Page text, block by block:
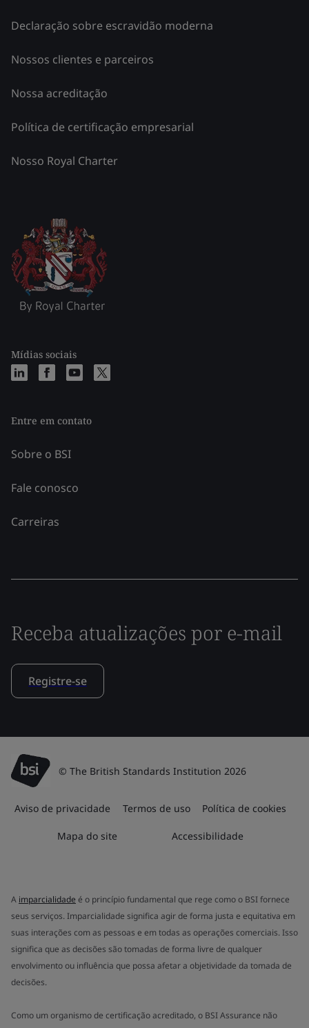
Declaração sobre escravidão moderna
Nossos clientes e parceiros
Nossa acreditação
Política de certificação empresarial
Nosso Royal Charter
Mídias sociais
Entre em contato
Sobre o BSI
Fale conosco
Carreiras
Receba atualizações por e-mail
Registre-se
© The British Standards Institution 2026
Aviso de privacidade Termos de uso Política de cookies
Mapa do site Accessibilidade
A imparcialidade é o princípio fundamental que rege como o BSI fornece
seus serviços. Imparcialidade significa agir de forma justa e equitativa em
suas interações com as pessoas e em todas as operações comerciais. Isso
significa que as decisões são tomadas de forma livre de qualquer
envolvimento ou influência que possa afetar a objetividade da tomada de
decisões.
Como um organismo de certificação acreditado, o BSI Assurance não